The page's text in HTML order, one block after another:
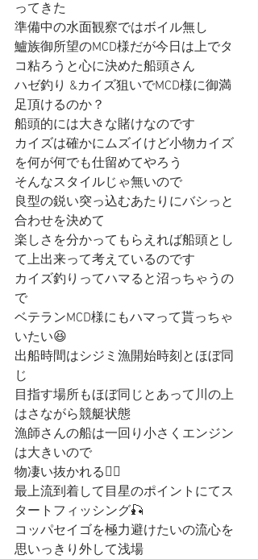
ってきた
準備中の水面観察ではボイル無し
鱸族御所望のMCD様だが今日は上でタ
コ粘ろうと心に決めた船頭さん
ハゼ釣り &カイズ狙いでMCD様に御満
足頂けるのか？
船頭的には大きな賭けなのです
カイズは確かにムズイけど小物カイズ
を何が何でも仕留めてやろう
そんなスタイルじゃ無いので
良型の鋭い突っ込むあたりにバシっと
合わせを決めて
楽しさを分かってもらえれば船頭とし
て上出来って考えているのです
カイズ釣りってハマると沼っちゃうの
で
ベテランMCD様にもハマって貰っちゃ
いたい😆
出船時間はシジミ漁開始時刻とほぼ同
じ
目指す場所もほぼ同じとあって川の上
はさながら競艇状態
漁師さんの船は一回り小さくエンジン
は大きいので
物凄い抜かれる🚣‍♀️
最上流到着して目星のポイントにてス
タートフィッシング🎣
コッパセイゴを極力避けたいの流心を
思いっきり外して浅場